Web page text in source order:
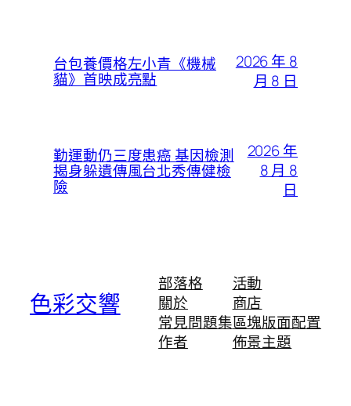
台包養價格左小青《機械
貓》首映成亮點
2026 年 8
月 8 日
勤運動仍三度患癌 基因檢測
揭身躲遺傳風台北秀傳健檢
險
2026 年
8 月 8
日
色彩交響
部落格
關於
常見問題集
作者
活動
商店
區塊版面配置
佈景主題